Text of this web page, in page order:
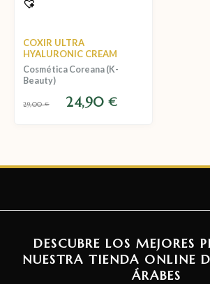
COXIR ULTRA
HYALURONIC CREAM
Cosmética Coreana (K-
Beauty)
29,00€ 24,90€
DESCUBRE LOS MEJORES
NUESTRA TIENDA ONLINE
ÁRABES